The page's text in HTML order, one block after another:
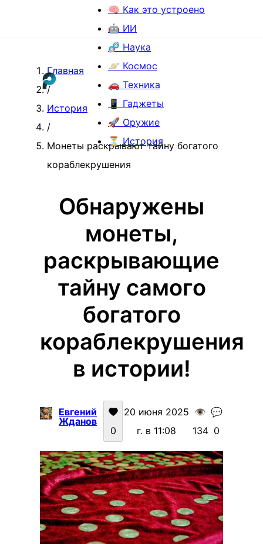
🧠 Как это устроено
🤖 ИИ
🧬 Наука
🪐 Космос
🚗 Техника
📱 Гаджеты
🚀 Оружие
⏳ История
Главная
/
История
/
Монеты раскрывают тайну богатого
кораблекрушения
Обнаружены
монеты,
раскрывающие
тайну самого
богатого
кораблекрушения
в истории!
Евгений
Жданов
0
20 июня 2025
г. в 11:08
👁️
134
💬
0